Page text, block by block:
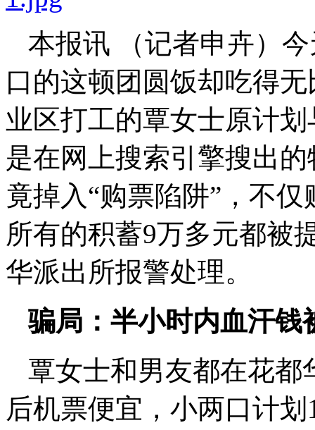
本报讯 （记者申卉）
口的这顿团圆饭却吃得
业区打工的覃女士原计
是在网上搜索引擎搜出
竟掉入“购票陷阱”，不
所有的积蓄9万多元都被
华派出所报警处理。
骗局：半小时内血汗钱
覃女士和男友都在花都
后机票便宜，小两口计